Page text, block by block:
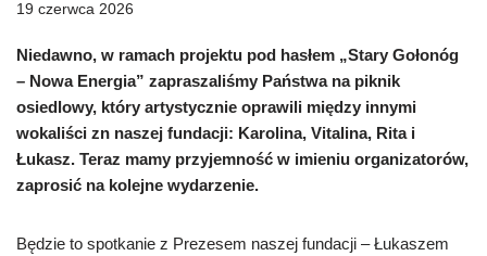
19 czerwca 2026
Niedawno, w ramach projektu pod hasłem „Stary Gołonóg
– Nowa Energia” zapraszaliśmy Państwa na piknik
osiedlowy, który artystycznie oprawili między innymi
wokaliści zn naszej fundacji: Karolina, Vitalina, Rita i
Łukasz. Teraz mamy przyjemność w imieniu organizatorów,
zaprosić na kolejne wydarzenie.
Będzie to spotkanie z Prezesem naszej fundacji – Łukaszem